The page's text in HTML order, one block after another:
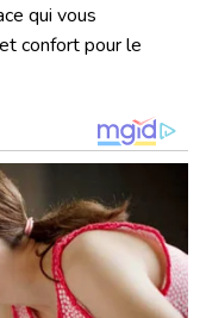
qui vous
confort pour le